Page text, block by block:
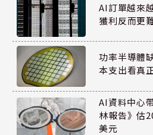
AI訂單越來
獲利反而更
功率半導體
本支出看真
AI資料中心
林報告》估
美元